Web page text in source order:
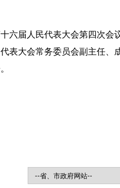
六届人民代表大会第四次会
表大会常务委员会副主任